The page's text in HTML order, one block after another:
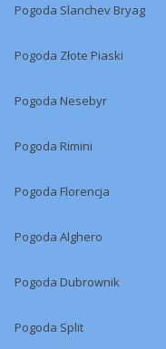
Pogoda Slanchev Bryag
Pogoda Złote Piaski
Pogoda Nesebyr
Pogoda Rimini
Pogoda Florencja
Pogoda Alghero
Pogoda Dubrownik
Pogoda Split